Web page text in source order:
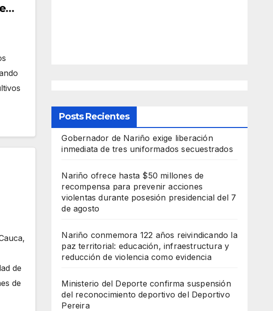
de
de
Posts Recientes
Gobernador de Nariño exige liberación
inmediata de tres uniformados secuestrados
Nariño ofrece hasta $50 millones de
recompensa para prevenir acciones
violentas durante posesión presidencial del 7
de agosto
Nariño conmemora 122 años reivindicando la
paz territorial: educación, infraestructura y
reducción de violencia como evidencia
Ministerio del Deporte confirma suspensión
del reconocimiento deportivo del Deportivo
Pereira